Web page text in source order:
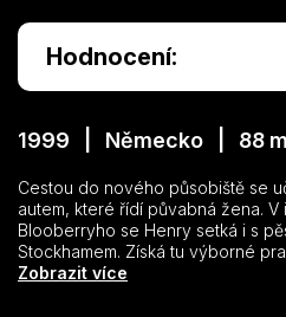
Hodnocení:
1999 | Německo | 88
Cestou do nového působiště se
autem, které řídí půvabná žena.
Blooberryho se Henry setká i s
Stockhamem. Získá tu výborné
v pěkném domku, jen zařízení do
Zobrazit více